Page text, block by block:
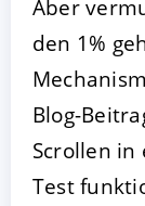
Aber
den 1%
Blog-
Scrollen in
Test